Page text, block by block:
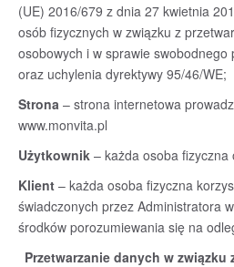
Kontakt
(UE) 2016/679 z dnia 27 kwietnia
osób fizycznych w związku z
osobowych i w sprawie swobodnego
oraz uchylenia dyrektywy 95/46/WE;
Strona – strona internetowa
www.monvita.pl
Użytkownik– każda osoba fizyczna
Klient– każda osoba fizyczna
świadczonych przez Administratora
środków porozumiewania się na
Przetwarzanie danych w